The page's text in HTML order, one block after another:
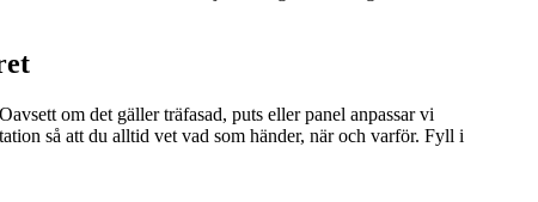
om det gäller träfasad, puts eller panel anpassar vi
så att du alltid vet vad som händer, när och varför. Fyll i